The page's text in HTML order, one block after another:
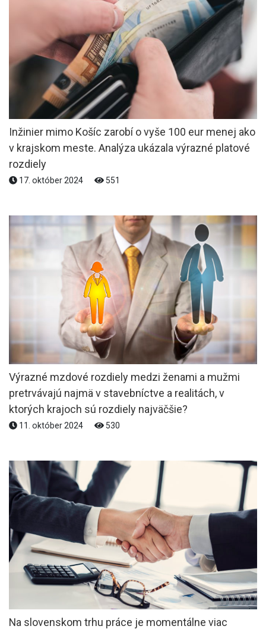
Inžinier mimo Košíc zarobí o vyše 100 eur menej ako
v krajskom meste. Analýza ukázala výrazné platové
rozdiely
17. október 2024 551
Výrazné mzdové rozdiely medzi ženami a mužmi
pretrvávajú najmä v stavebníctve a realitách, v
ktorých krajoch sú rozdiely najväčšie?
11. október 2024 530
Na slovenskom trhu práce je momentálne viac